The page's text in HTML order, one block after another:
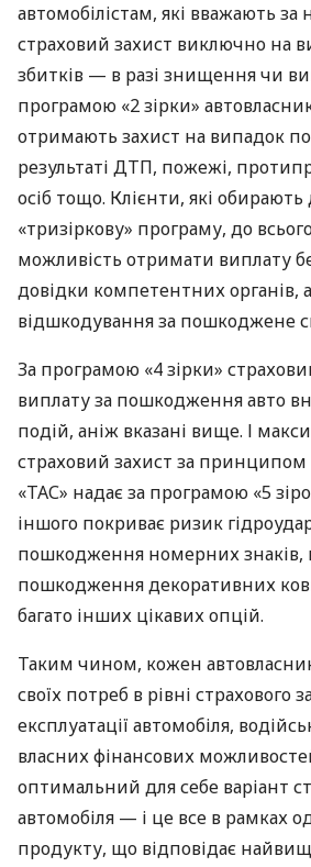
автомобілістам, які вважають за
страховий захист виключно на
збитків — в разі знищення чи
програмою «2 зірки»
отримають захист на випадок
результаті ДТП, пожежі,
осіб тощо. Клієнти, які обирають
«тризіркову» програму, до
можливість отримати виплату
довідки компетентних органів,
відшкодування за пошкоджене
За програмою «4 зірки»
виплату за пошкодження авто
подій, аніж вказані вище. І
страховий захист за
«ТАС» надає за програмою «5
іншого покриває ризик
пошкодження номерних знаків,
пошкодження декоративних
багато інших цікавих опцій.
Таким чином, кожен
своїх потреб в рівні страхового
експлуатації автомобіля,
власних фінансових
оптимальний для себе варіант
автомобіля — і це все в рамках
продукту, що відповідає